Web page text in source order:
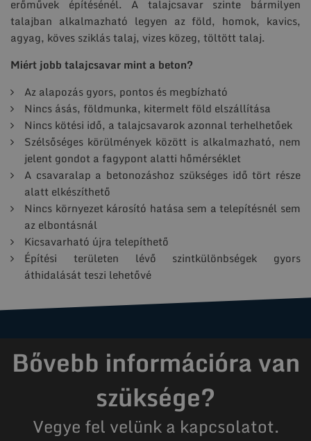
erőművek építésénél. A talajcsavar szinte bármilyen
talajban alkalmazható legyen az föld, homok, kavics,
agyag, köves sziklás talaj, vizes közeg, töltött talaj.
Miért jobb talajcsavar mint a beton?
Az alapozás gyors, pontos és megbízható
Nincs ásás, földmunka, kitermelt föld elszállítása
Nincs kötési idő, a talajcsavarok azonnal terhelhetőek
Szélsőséges körülmények között is alkalmazható, nem
jelent gondot a fagypont alatti hőmérséklet
A csavaralap a betonozáshoz szükséges idő tört része
alatt elkészíthető
Nincs környezet károsító hatása sem a telepítésnél sem
az elbontásnál
Kicsavarható újra telepíthető
Építési területen lévő szintkülönbségek gyors
áthidalását teszi lehetővé
Bővebb információra van
szüksége?
Vegye fel velünk a kapcsolatot.